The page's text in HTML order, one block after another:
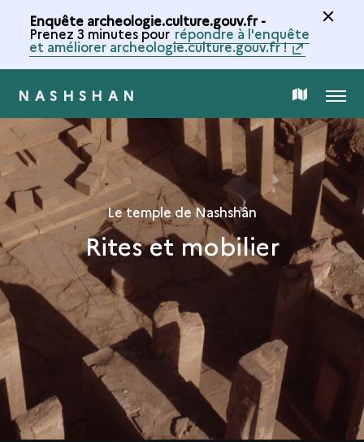
Enquête archeologie.culture.gouv.fr -
Prenez 3 minutes pour répondre à l'enquête
et améliorer archeologie.culture.gouv.fr !
NASHSHAN CARTE
DE
LA
COLLECTION
MENU
Le temple de Nashshân
Rites et mobilier